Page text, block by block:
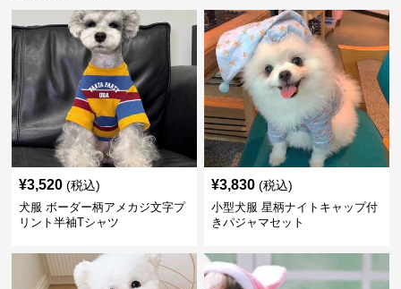
¥3,520 (税込)
犬服 ボーダー柄アメカジ文字プ
リント半袖Tシャツ
¥3,830 (税込)
小型犬服 星柄ナイトキャップ付
きパジャマセット